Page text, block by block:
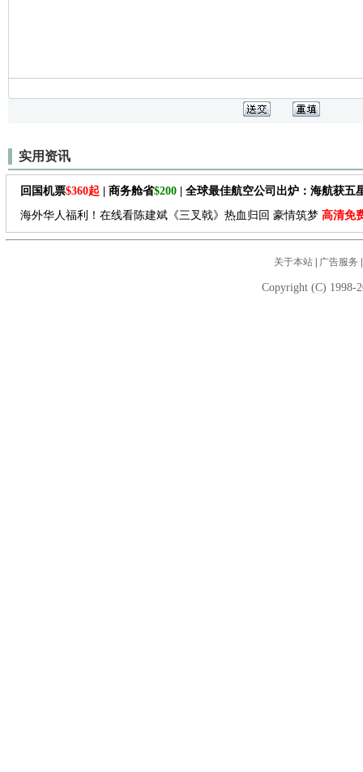
实用资讯
回国机票$360起 | 商务舱省$200 | 全球最佳航空公司出炉：海航获五
海外华人福利！在线看陈建斌《三叉戟》热血归回 豪情筑梦 高清免
关于本站| 广告服务
Copyright (C) 1998-